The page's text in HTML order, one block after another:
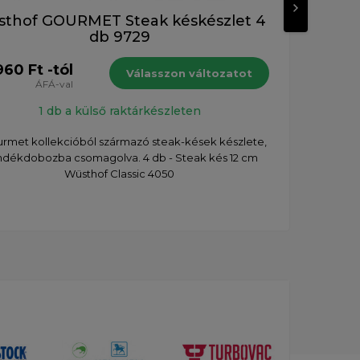
GOURMET Steak késkészlet 4
db 9729
Ft -tól
ÁFÁ-val
Válasszon változatot
1 db a külső raktárkészleten
kollekcióból származó steak-kések készlete,
csomagolva. 4 db - Steak kés 12 cm
Wüsthof Classic 4050